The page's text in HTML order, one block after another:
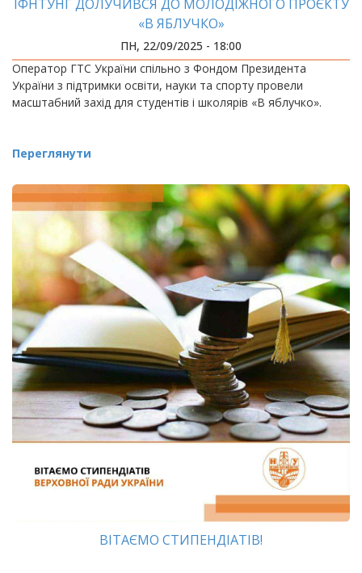
ІФНТУНГ ДОЛУЧИВСЯ ДО МОЛОДІЖНОГО ПРОЄКТУ
«В ЯБЛУЧКО»
ПН, 22/09/2025 - 18:00
Оператор ГТС України спільно з Фондом Президента
України з підтримки освіти, науки та спорту провели
масштабний захід для студентів і школярів «В яблучко».
Переглянути
ВІТАЄМО СТИПЕНДІАТІВ!